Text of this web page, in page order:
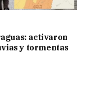
activaron
y tormentas